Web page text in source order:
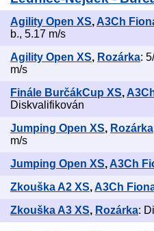
Agility Open XS, A3Ch
b., 5.17 m/s
Agility Open XS, Rozárka:
m/s
Finále BurčákCup XS,
Diskvalifikován
Jumping Open XS, Rozárka
m/s
Jumping Open XS, A3Ch
Zkouška A2 XS,A3Ch
Zkouška A3 XS, Rozárka: